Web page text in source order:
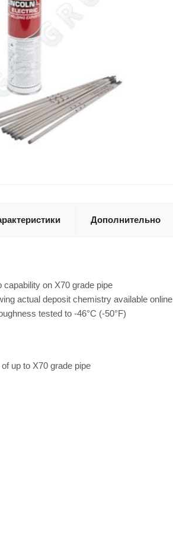
Дополнительно
on X70 grade pipe
actual deposit chemistry available online
tested to -46°C (-50°F)
up to X70 grade pipe